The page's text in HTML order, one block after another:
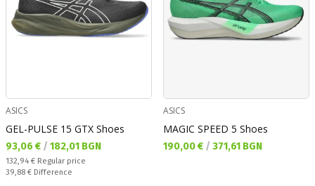
ASICS
GEL-PULSE 15 GTX Shoes
Текуща цена:
93,06 € / 182,01 BGN
Regular price:
132,94 € Regular price
Спестявате:
39,88 € Difference
ASICS
MAGIC SPEED 5 Shoes
Текуща цена:
190,00 € / 371,61 BGN